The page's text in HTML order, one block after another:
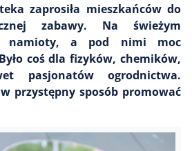
zaprosiła mieszkańców do
zabawy. Na świeżym
namioty, a pod nimi moc
coś dla fizyków, chemików,
pasjonatów ogrodnictwa.
przystępny sposób promować